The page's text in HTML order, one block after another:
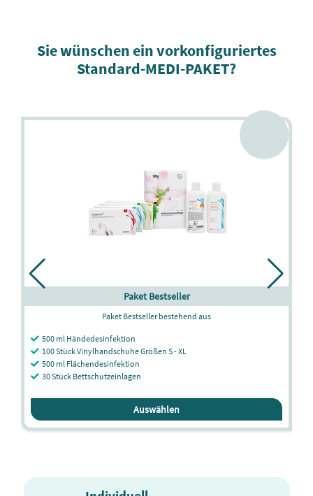
Sie wünschen ein vorkonfiguriertes
Standard-MEDI-PAKET?
Paket Bestseller
Paket Bestseller bestehend aus
500 ml Händedesinfektion
100 Stück Vinylhandschuhe Größen S - XL
500 ml Flächendesinfektion
30 Stück Bettschutzeinlagen
Auswählen